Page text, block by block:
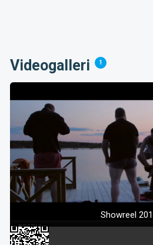
Videogalleri 1
Showreel